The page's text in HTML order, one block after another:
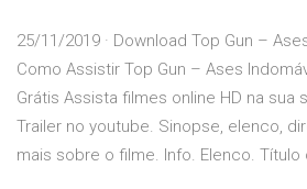
25/11/2019 · Download Top Gun –
Como Assistir Top Gun – Ases
Grátis Assista filmes online HD na sua
Trailer no youtube. Sinopse, elenco,
mais sobre o filme. Info. Elenco. Título